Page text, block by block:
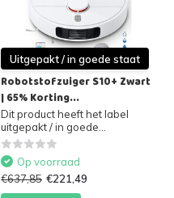
Uitgepakt / in goede staat
Robotstofzuiger S10+ Zwart
| 65% Korting...
Dit product heeft het label
uitgepakt / in goede...
Op voorraad
€637,85 €221,49